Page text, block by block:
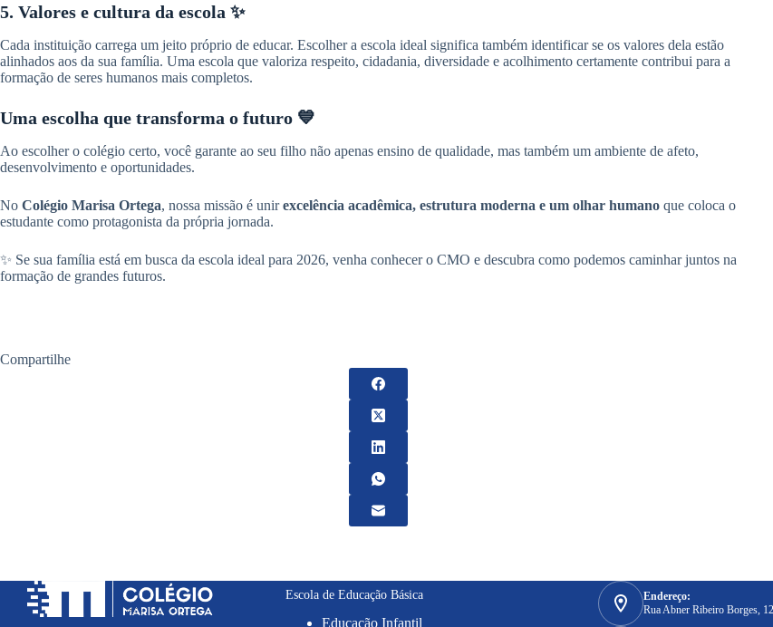
5. Valores e cultura da escola ✨
Cada instituição carrega um jeito próprio de educar. Escolher a escola ideal significa também identificar se os valores dela estão
alinhados aos da sua família. Uma escola que valoriza respeito, cidadania, diversidade e acolhimento certamente contribui para a
formação de seres humanos mais completos.
Uma escolha que transforma o futuro 💙
Ao escolher o colégio certo, você garante ao seu filho não apenas ensino de qualidade, mas também um ambiente de afeto,
desenvolvimento e oportunidades.
No Colégio Marisa Ortega, nossa missão é unirexcelência acadêmica, estrutura moderna e um olhar humano que coloca o
estudante como protagonista da própria jornada.
✨ Se sua família está em busca da escola ideal para 2026, venha conhecer o CMO e descubra como podemos caminhar juntos na
formação de grandes futuros.
Compartilhe
Escola de Educação Básica
Educação Infantil
Endereço:
Rua Abner Ribeiro Borges,